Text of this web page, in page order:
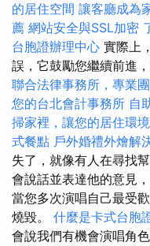
的居住空間 讓客廳成為
薦 網站安全與SSL加密
台胞證辦理中心 實際上
誤，它鼓勵您繼續前進
聯合法律事務所，專業
您的台北會計事務所 自
掃家裡，讓您的居住環
式餐點 戶外婚禮外燴解
失了，就像有人在尋找
會說話並表達他的意見
當您多次演唱自己最受
燒毀。 什麼是卡式台胞
會說我們有機會演唱角